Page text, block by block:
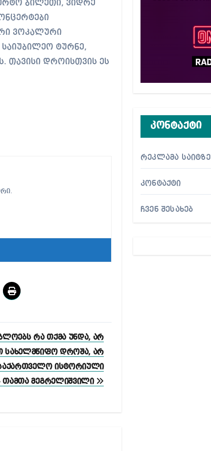
ბილეთი, ვიდრე
ვოკალური
ტურნე,
თავისი დროისთვის ეს
რა თქმა უნდა, არ
სახელმწიფო დროშა, არ
საქართველო ისტორიული
თამთა მეგრელიშვილი
კონტაქტი
რეკლამა საიტზე
კონტაქტი
ჩვენ შესახებ